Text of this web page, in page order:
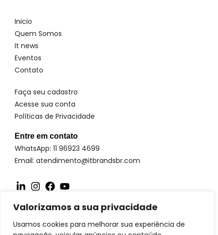
Valorizamos a sua privacidade
Usamos cookies para melhorar sua experiência de
Inicio
Quem Somos
It news
Eventos
Contato
Faça seu cadastro
Acesse sua conta
Políticas de Privacidade
Entre em contato
WhatsApp: 11 96923 4699
Email: atendimento@itbrandsbr.com
© 2025 IT brands - Todos os direitos reservados. SANTA FOSCA
COMERCIO E SERVICOS LTDA CNPJ: 72.944.390/0001-69